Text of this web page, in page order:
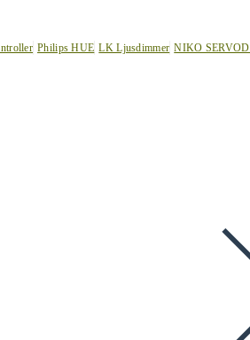
Philips HUE LK Ljusdimmer NIKO